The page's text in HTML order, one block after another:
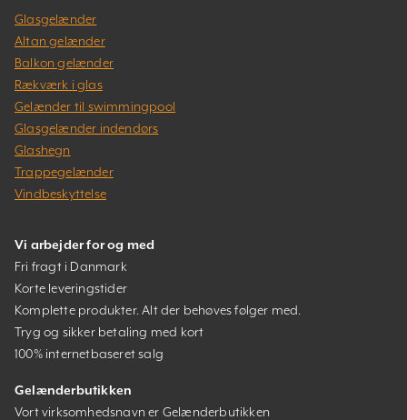
Glasgelænder
Altan gelænder
Balkon gelænder
Rækværk i glas
Gelænder til swimmingpool
Glasgelænder indendørs
Glashegn
Trappegelænder
Vindbeskyttelse
Vi arbejder for og med
Fri fragt i Danmark
Korte leveringstider
Komplette produkter. Alt der behøves følger med.
Tryg og sikker betaling med kort
100% internetbaseret salg
Gelænderbutikken
Vort virksomhedsnavn er Gelænderbutikken